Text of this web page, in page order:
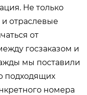
Не только
отраслевые
от
госзаказом и
мы поставили
подходящих
номера